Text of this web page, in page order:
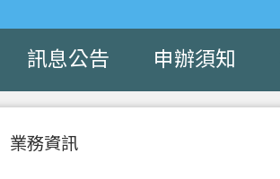
訊息公告 申辦須知
業務資訊